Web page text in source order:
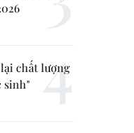
chất lượng
sinh"